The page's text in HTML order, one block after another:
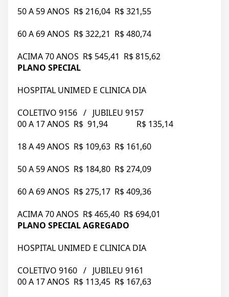
50 A 59 ANOS R$ 216,04 R$ 321,55
60 A 69 ANOS R$ 322,21 R$ 480,74
ACIMA 70 ANOS R$ 545,41 R$ 815,62
PLANO SPECIAL
HOSPITAL UNIMED E CLINICA DIA
COLETIVO 9156 / JUBILEU 9157
00 A 17 ANOS R$ 91,94 R$ 135,14
18 A 49 ANOS R$ 109,63 R$ 161,60
50 A 59 ANOS R$ 184,80 R$ 274,09
60 A 69 ANOS R$ 275,17 R$ 409,36
ACIMA 70 ANOS R$ 465,40 R$ 694,01
PLANO SPECIAL AGREGADO
HOSPITAL UNIMED E CLINICA DIA
COLETIVO 9160 / JUBILEU 9161
00 A 17 ANOS R$ 113,45 R$ 167,63